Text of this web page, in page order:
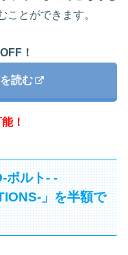
ことができます。
！
読む
！
ボルト- -
」を半額で